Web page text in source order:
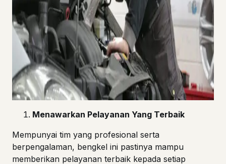
Menawarkan Pelayanan Yang Terbaik
Mempunyai tim yang profesional serta
berpengalaman, bengkel ini pastinya mampu
memberikan pelayanan terbaik kepada setiap